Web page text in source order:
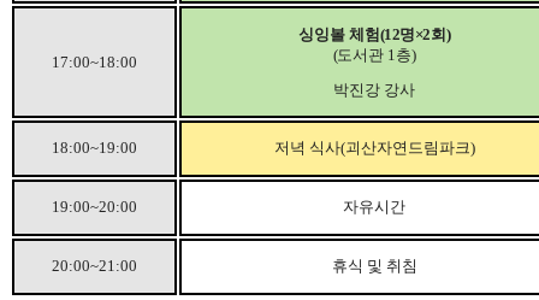
17:00~18:00
싱잉볼 체험(12명×2회 )
(도서관 1 층)
박진강 강사
18:00~19:00 저녁 식사(괴산자연드림파크)
19:00~20:00 자유시간
20:00~21:00 휴식 및 취침